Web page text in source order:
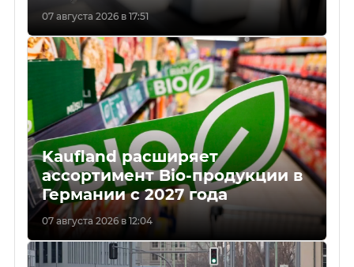
07 августа 2026 в 17:51
Kaufland расширяет
ассортимент Bio-продукции в
Германии с 2027 года
07 августа 2026 в 12:04